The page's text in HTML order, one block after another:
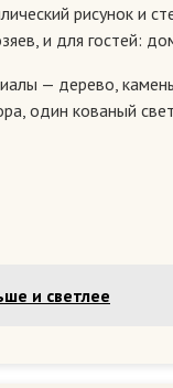
рисунок и
и для гостей:
— дерево,
один кованый
и светлее